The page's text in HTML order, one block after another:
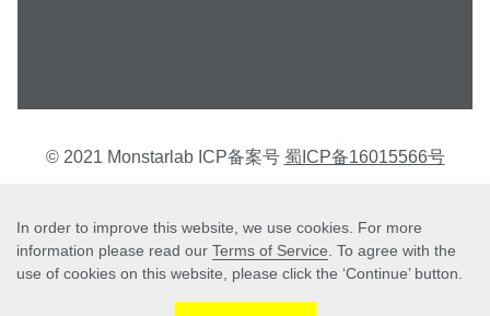
© 2021 Monstarlab ICP备案号 蜀ICP备16015566号
个人信息保护方针
Terms of Service
In order to improve this website, we use cookies. For more
information please read our Terms of Service . To agree with the
use of cookies on this website, please click the ‘Continue’ button.